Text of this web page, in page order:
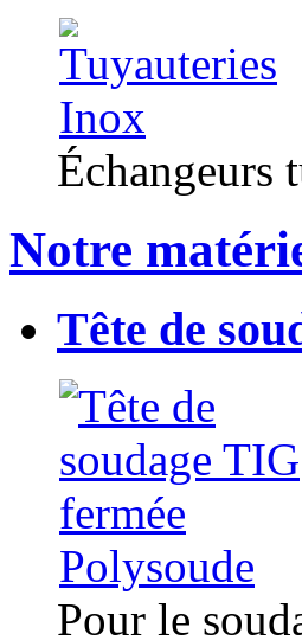
Échangeurs
Notre
Tête de
Pour le